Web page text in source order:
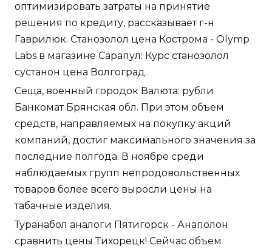
оптимизировать затраты на принятие
решения по кредиту, рассказывает г-н
Гаврилюк. Станозолол цена Кострома - Olymp
Labs в магазине Сарапул: Курс станозолол
сустанон цена Волгоград.
Сеща, военный городок Валюта: рубли
Банкомат Брянская обл. При этом объем
средств, направляемых на покупку акций
компаний, достиг максимального значения за
последние полгода. В ноябре среди
наблюдаемых групп непродовольственных
товаров более всего выросли цены на
табачные изделия.
Туранабол аналоги Пятигорск - Анаполон
сравнить цены Тихорецк! Сейчас объем